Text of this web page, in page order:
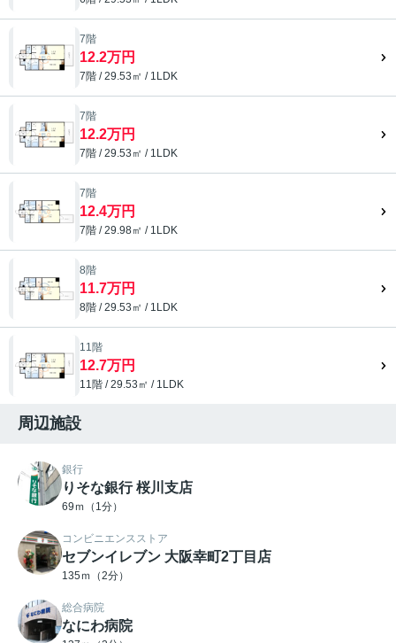
7階
12.2万円
7階 / 29.53㎡ / 1LDK
7階
12.2万円
7階 / 29.53㎡ / 1LDK
7階
12.4万円
7階 / 29.98㎡ / 1LDK
8階
11.7万円
8階 / 29.53㎡ / 1LDK
11階
12.7万円
11階 / 29.53㎡ / 1LDK
周辺施設
銀行
りそな銀行 桜川支店
69ｍ（1分）
コンビニエンスストア
セブンイレブン 大阪幸町2丁目店
135ｍ（2分）
総合病院
なにわ病院